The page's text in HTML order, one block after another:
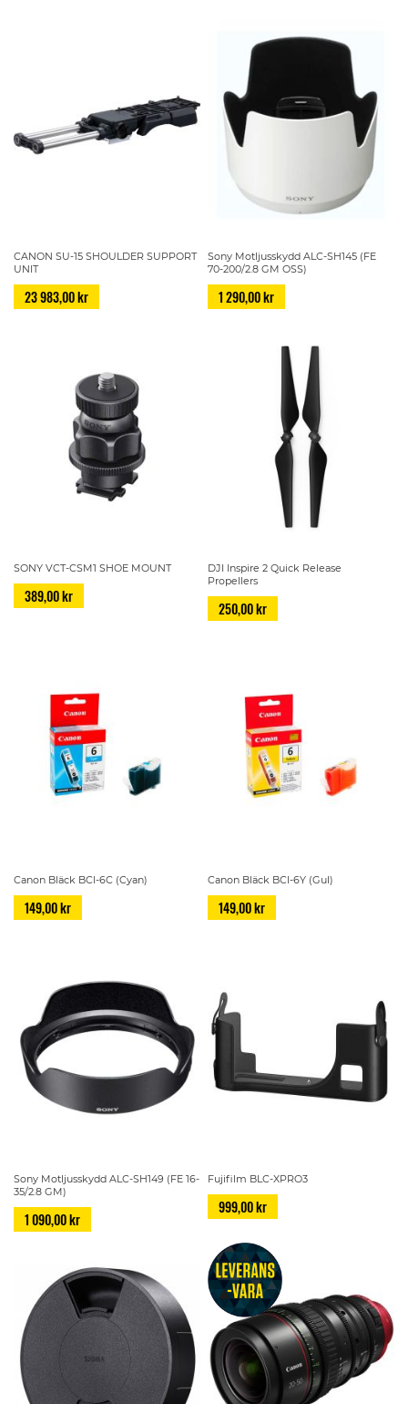
CANON SU-15 SHOULDER SUPPORT
UNIT
23 983,00 kr
Sony Motljusskydd ALC-SH145 (FE
70-200/2.8 GM OSS)
1 290,00 kr
SONY VCT-CSM1 SHOE MOUNT
389,00 kr
DJI Inspire 2 Quick Release
Propellers
250,00 kr
Canon Bläck BCI-6C (Cyan)
149,00 kr
Canon Bläck BCI-6Y (Gul)
149,00 kr
Sony Motljusskydd ALC-SH149 (FE 16-
35/2.8 GM)
1 090,00 kr
Fujifilm BLC-XPRO3
999,00 kr